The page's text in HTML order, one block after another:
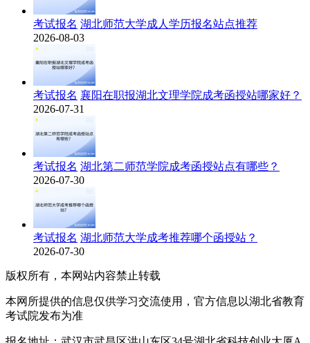
考试报名 湖北师范大学成人学历报名站点推荐
2026-08-03
考试报名 襄阳在职报湖北文理学院成考函授站哪家好？
2026-07-31
考试报名 湖北第二师范学院成考函授站点有哪些？
2026-07-30
考试报名 湖北师范大学成考推荐哪个函授站？
2026-07-30
版权所有，本网站内容禁止转载
本网所提供的信息仅供学习交流使用，官方信息以湖北省教育
考试院发布为准